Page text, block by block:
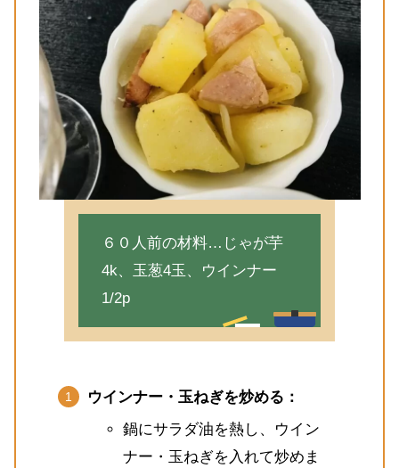
６０人前の材料…じゃが芋
4k、玉葱4玉、ウインナー
1/2p
ウインナー・玉ねぎを炒める：
鍋にサラダ油を熱し、ウイン
ナー・玉ねぎを入れて炒めま